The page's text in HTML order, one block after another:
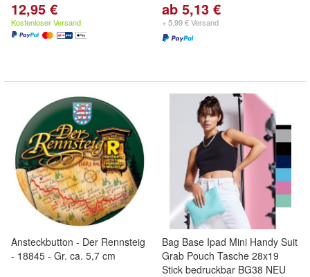
12,95 €
Kostenloser Versand
ab 5,13 €
+ 5,99 € Versand
Ansteckbutton - Der Rennsteig
- 18845 - Gr. ca. 5,7 cm
Bag Base Ipad Mini Handy Suit
Grab Pouch Tasche 28x19
Stick bedruckbar BG38 NEU